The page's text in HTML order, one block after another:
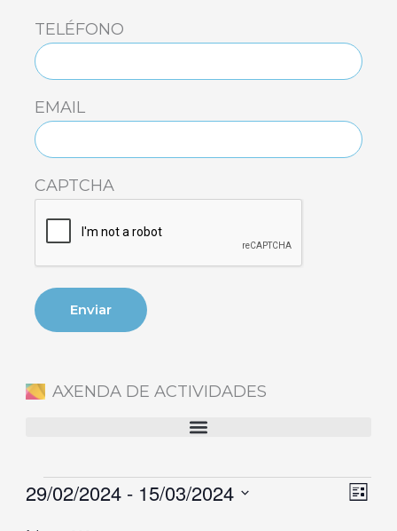
TELÉFONO
EMAIL
CAPTCHA
AXENDA DE ACTIVIDADES
Eventos
Lista
29/02/2024 - 15/03/2024